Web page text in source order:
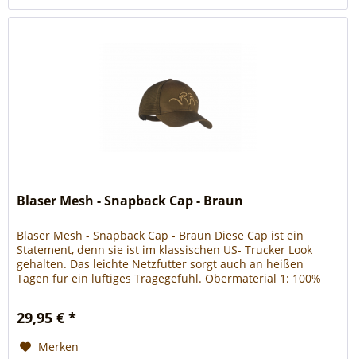
Blaser Mesh - Snapback Cap - Braun
Blaser Mesh - Snapback Cap - Braun Diese Cap ist ein
Statement, denn sie ist im klassischen US- Trucker Look
gehalten. Das leichte Netzfutter sorgt auch an heißen
Tagen für ein luftiges Tragegefühl. Obermaterial 1: 100%
29,95 € *
Merken